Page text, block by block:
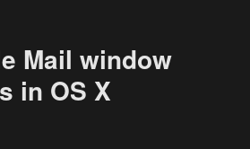
是
的
Mail window
in OS X